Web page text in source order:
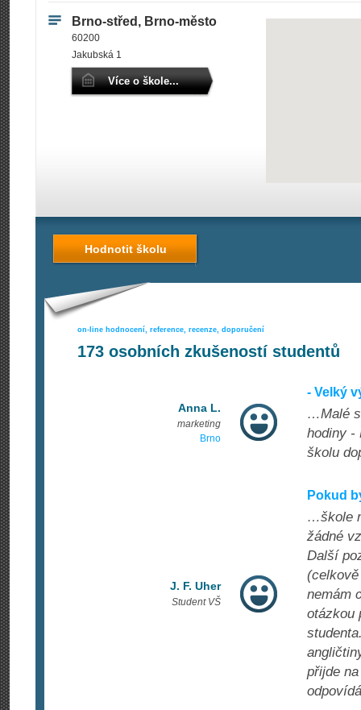
Brno-střed, Brno-město
60200
Jakubská 1
Více o škole...
Hodnotit školu
on-line hodnocení, reference, recenze, doporučení
173 osobních zkušeností studentů
Anna L.
marketing
Brno
- Velký
…Malé
hodiny -
školu
J. F. Uher
Student VŠ
Pokud
…škole
žádné
Další
nemám
otázkou
přijde